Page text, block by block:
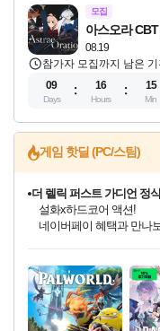
모집
08.19
아스오라
참가자 모집까지 남은
09
Days
16
Hours
15
Min
게임 핫딜 (PC/스팀)
최대 90% 할인가를 만나
네이버혜택과 함께 만나보
50%할인&추가 적립까지!
네이버 포인트 혜택까지!
이니&베니 혜택까지!
네이버 혜택가와 함께 예
할인&네이버혜택으로 만
네이버페이 혜택과 만나
베데스다 40주년 기념 할인
할인가에 만나보세요!
일부 에디션 상시 할인!
혜택으로 예약 판매 중
편안하게 충전하세요